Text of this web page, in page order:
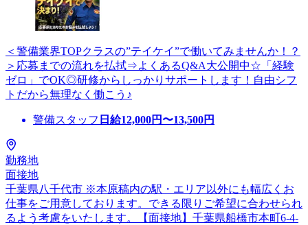
＜警備業界TOPクラスの”テイケイ”で働いてみませんか！？
＞応募までの流れを払拭⇒よくあるQ&A大公開中☆「経験
ゼロ」でOK◎研修からしっかりサポートします！自由シフ
トだから無理なく働こう♪
警備スタッフ 日給12,000円〜13,500円
勤務地
面接地
千葉県八千代市 ※本原稿内の駅・エリア以外にも幅広くお
仕事をご用意しております。できる限りご希望に合わせられ
るよう考慮をいたします。【面接地】千葉県船橋市本町6-4-